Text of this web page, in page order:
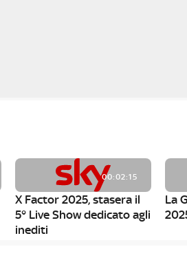
00:02:15
X Factor 2025, stasera il
5° Live Show dedicato agli
inediti
La